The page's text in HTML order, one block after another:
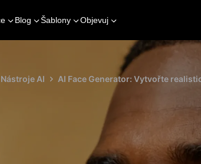
Blog Šablony Objevuj
Nástroje AI AI Face Generator: Vytvořte